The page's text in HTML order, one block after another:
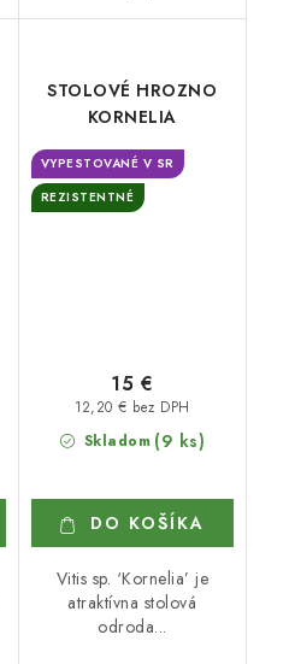
STOLOVÉ HROZNO
KORNELIA
VYPESTOVANÉ V SR
REZISTENTNÉ
Skladom (9 ks)
12,20 € bez DPH
15 €
DO KOŠÍKA
Vitis sp. ‘Kornelia’ je
atraktívna stolová
odroda...